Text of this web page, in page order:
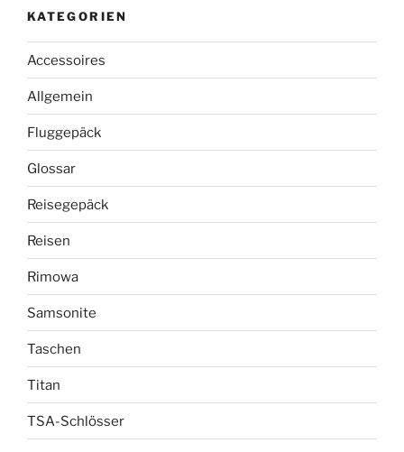
KATEGORIEN
Accessoires
Allgemein
Fluggepäck
Glossar
Reisegepäck
Reisen
Rimowa
Samsonite
Taschen
Titan
TSA-Schlösser